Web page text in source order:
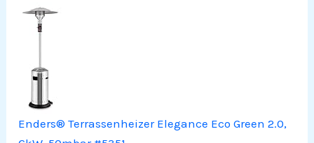
Enders® Terrassenheizer Elegance Eco Green 2.0,